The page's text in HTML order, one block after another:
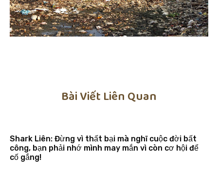
Bài Viết Liên Quan
Shark Liên: Đừng vì thất bại mà nghĩ cuộc đời bất
công, bạn phải nhớ mình may mắn vì còn cơ hội để
cố gắng!